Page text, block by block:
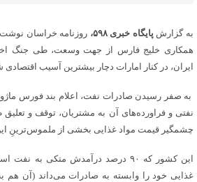
به گزارش پایگاه خبری ۵۹۸،
روزنامه خراسان
همکاری خلیج فارس از جهت وسعت، طی جنگ
ایران، در کنار امارات دچار بیشترین آسیب اقتصادی
به صفر رسیدن صادرات نفت، اعلام بند فورس
نفتی و فراورده‌های آن به مشتریان، توقف و
چشمگیر قیمت مواد غذایی بخشی از ملموس‌ترینِ
غذایی خود را وابسته به صادرات می‌داند (آن هم